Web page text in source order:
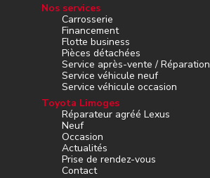
Nos services
Carrosserie
Financement
Flotte business
Pièces détachées
Service après-vente / Réparation
Service véhicule neuf
Service véhicule occasion
Toyota Limoges
Réparateur agréé Lexus
Neuf
Occasion
Actualités
Prise de rendez-vous
Contact